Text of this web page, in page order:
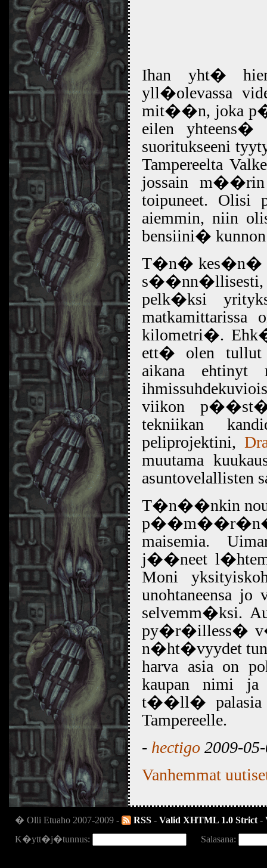
Ihan yht�
yll�olevassa
mit��n, joka
eilen
suoritukseeni
Tampereelta
jossain
toipuneet. Olisi
aiemmin, niin
bensiini� kunnon
T�n� kes�n�
pelk�ksi
kilometri�.
ett� olen tullut
aikana
viikon
tekniikan
peliprojektini,
muutama
asuntovelallisten
T�n��nkin
maisemia.
j��neet
Moni
unohtaneensa
selvemm�ksi.
py�r�illess�
n�ht�vyydet
harva asia on
kaupan nimi
t��ll� palasia
Tampereelle.
- hectigo 2009-
Vanhemmat
� Olli Etuaho 2007-2009 - RSS - Valid XHTML 1.0 Strict -
K�ytt�j�tunnus:
Salasana: